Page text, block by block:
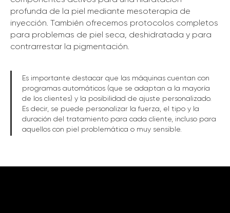
profunda de la piel mediante mesoterapia de
inyección. También ofrecemos protocolos completos
para problemas de piel seca, deshidratada y para
contrarrestar la pigmentación.
Es importante destacar que las máquinas cuentan con
programas automáticos (que se adaptan a la mayoría
de los clientes) y la posibilidad de ajuste personalizado.
Es decir, se puede personalizar la fuerza, el tipo y la
duración del tratamiento para cada cliente, incluso para
aquellos con piel problemática o muy sensible.